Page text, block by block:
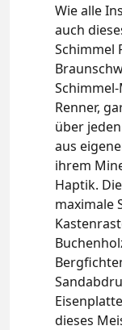
Wie alle
auch
Schimmel
Renner,
über
aus
ihrem
Haptik.
maximale
dieses